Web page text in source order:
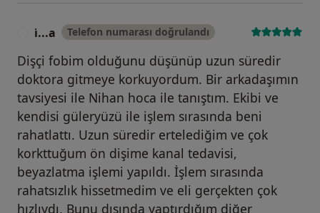
i̇...a Telefon numarası doğrulandı
Dişçi fobim olduğunu düşünüp uzun süredir
doktora gitmeye korkuyordum. Bir arkadaşımın
tavsiyesi ile Nihan hoca ile tanıştım. Ekibi ve
kendisi güleryüzü ile işlem sırasında beni
rahatlattı. Uzun süredir ertelediğim ve çok
korkttuğum ön dişime kanal tedavisi,
beyazlatma işlemi yapıldı. İşlem sırasında
rahatsızlık hissetmedim ve eli gerçekten çok
hızlıydı. Bunu dışında yaptırdığım diğer